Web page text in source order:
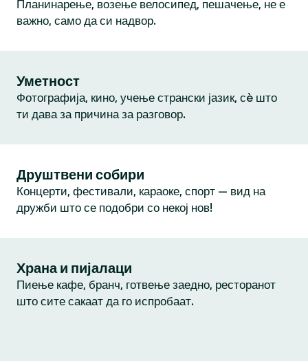
Планинарење, возење велосипед, пешачење, не е
важно, само да си надвор.
Уметност
Фотографија, кино, учење странски јазик, сè што
ти дава за причина за разговор.
Друштвени собири
Концерти, фестивали, караоке, спорт — вид на
дружби што се подобри со некој нов!
Храна и пијалаци
Пиење кафе, бранч, готвење заедно, ресторанот
што сите сакаат да го испробаат.